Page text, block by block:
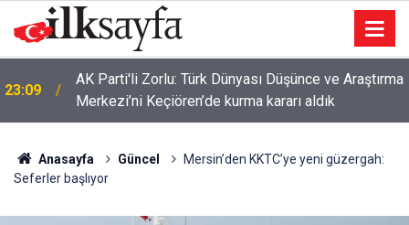
23:09
AK Parti'li Zorlu: Türk Dünyası Düşünce ve Araştırma
Merkezi’ni Keçiören’de kurma kararı aldık
Anasayfa Güncel
Mersin’den KKTC’ye yeni güzergah:
Seferler başlıyor